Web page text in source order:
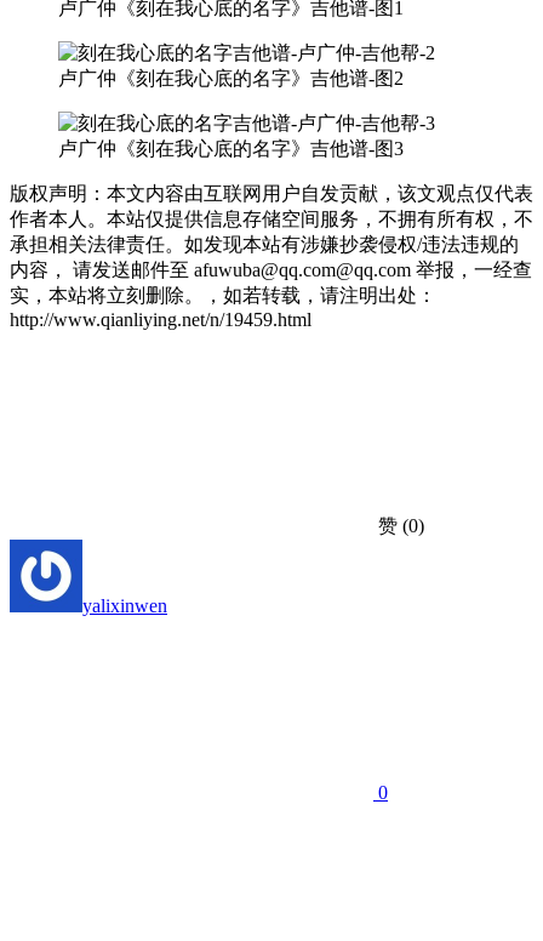
卢广仲《刻在我心底的名字》吉他谱-图1
卢广仲《刻在我心底的名字》吉他谱-图2
卢广仲《刻在我心底的名字》吉他谱-图3
版权声明：本文内容由互联网用户自发贡献，该文观点仅代表
作者本人。本站仅提供信息存储空间服务，不拥有所有权，不
承担相关法律责任。如发现本站有涉嫌抄袭侵权/违法违规的
内容， 请发送邮件至 afuwuba@qq.com@qq.com 举报，一经查
实，本站将立刻删除。，如若转载，请注明出处：
http://www.qianliying.net/n/19459.html
赞 (0)
yalixinwen
0